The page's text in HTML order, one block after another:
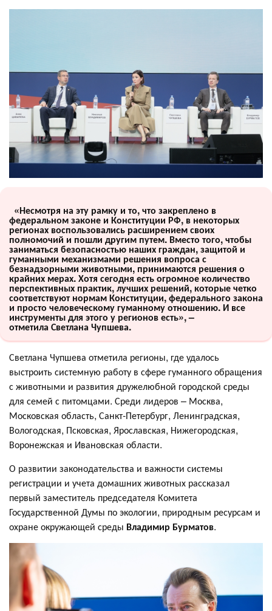
«Несмотря на эту рамку и то, что закреплено в
федеральном законе и Конституции РФ, в некоторых
регионах воспользовались расширением своих
полномочий и пошли другим путем. Вместо того, чтобы
заниматься безопасностью наших граждан, защитой и
гуманными механизмами решения вопроса с
безнадзорными животными, принимаются решения о
крайних мерах. Хотя сегодня есть огромное количество
перспективных практик, лучших решений, которые четко
соответствуют нормам Конституции, федерального закона
и просто человеческому гуманному отношению. И все
инструменты для этого у регионов есть», –
отметила Светлана Чупшева.
Светлана Чупшева отметила регионы, где удалось
выстроить системную работу в сфере гуманного обращения
с животными и развития дружелюбной городской среды
для семей с питомцами. Среди лидеров – Москва,
Московская область, Санкт-Петербург, Ленинградская,
Вологодская, Псковская, Ярославская, Нижегородская,
Воронежская и Ивановская области.
О развитии законодательства и важности системы
регистрации и учета домашних животных рассказал
первый заместитель председателя Комитета
Государственной Думы по экологии, природным ресурсам и
охране окружающей среды Владимир Бурматов.